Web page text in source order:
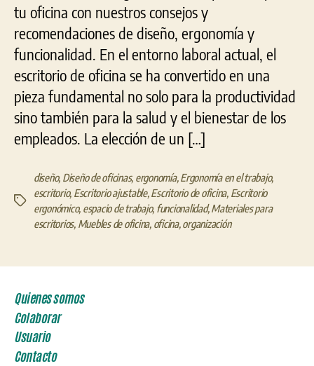
tu oficina con nuestros consejos y
recomendaciones de diseño, ergonomía y
funcionalidad. En el entorno laboral actual, el
escritorio de oficina se ha convertido en una
pieza fundamental no solo para la productividad
sino también para la salud y el bienestar de los
empleados. La elección de un […]
Etiquetas
diseño, Diseño de oficinas, ergonomía, Ergonomía en el trabajo,
escritorio, Escritorio ajustable, Escritorio de oficina, Escritorio
ergonómico, espacio de trabajo, funcionalidad,Materiales para
escritorios, Muebles de oficina, oficina, organización
Quienes somos
Colaborar
Usuario
Contacto